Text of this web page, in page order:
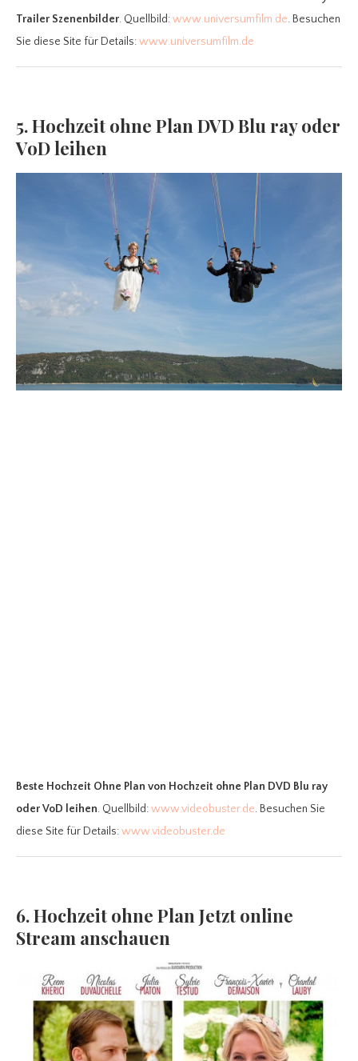
Trailer Szenenbilder. Quellbild:www.universumfilm.de. Besuchen
Sie diese Site für Details:www.universumfilm.de
5. Hochzeit ohne Plan DVD Blu ray oder
VoD leihen
Beste Hochzeit Ohne Plan von Hochzeit ohne Plan DVD Blu ray
oder VoD leihen. Quellbild:www.videobuster.de. Besuchen Sie
diese Site für Details:www.videobuster.de
6. Hochzeit ohne Plan Jetzt online
Stream anschauen